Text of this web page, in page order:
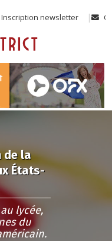
Inscription newsletter
de la
États-
lycée,
du